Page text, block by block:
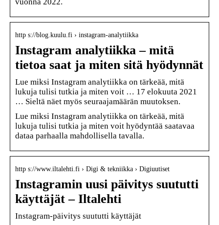
http s://blog.kuulu.fi › instagram-analytiikka
Instagram analytiikka – mitä
tietoa saat ja miten sitä hyödynnät
Lue miksi Instagram analytiikka on tärkeää, mitä
lukuja tulisi tutkia ja miten voit … 17 elokuuta 2021
… Sieltä näet myös seuraajamäärän muutoksen.
Lue miksi Instagram analytiikka on tärkeää, mitä
lukuja tulisi tutkia ja miten voit hyödyntää saatavaa
dataa parhaalla mahdollisella tavalla.
http s://www.iltalehti.fi › Digi & tekniikka › Digiuutiset
Instagramin uusi päivitys suututti
käyttäjät – Iltalehti
Instagram-päivitys suututti käyttäjät